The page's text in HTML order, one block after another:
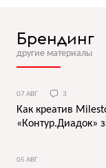
Брендинг
другие материалы
07 АВГ 3
Как креатив
«Контур.Диадок»
05 АВГ